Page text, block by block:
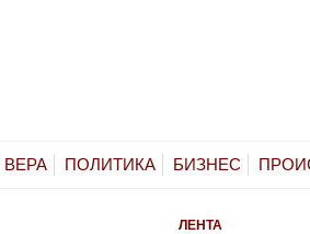
ВЕРА ПОЛИТИКА БИЗНЕС
ЛЕНТА